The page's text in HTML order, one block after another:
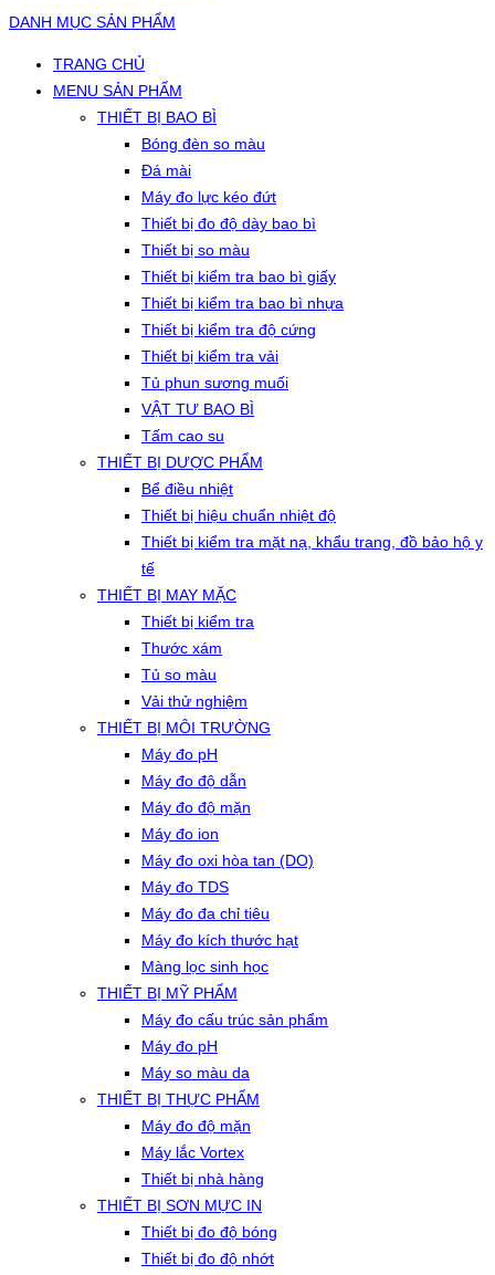
DANH MỤC SẢN PHẨM
TRANG CHỦ
MENU SẢN PHẨM
THIẾT BỊ BAO BÌ
Bóng đèn so màu
Đá mài
Máy đo lực kéo đứt
Thiết bị đo độ dày bao bì
Thiết bị so màu
Thiết bị kiểm tra bao bì giấy
Thiết bị kiểm tra bao bì nhựa
Thiết bị kiểm tra độ cứng
Thiết bị kiểm tra vải
Tủ phun sương muối
VẬT TƯ BAO BÌ
Tấm cao su
THIẾT BỊ DƯỢC PHẨM
Bể điều nhiệt
Thiết bị hiệu chuẩn nhiệt độ
Thiết bị kiểm tra mặt nạ, khẩu trang, đồ bảo hộ y
tế
THIẾT BỊ MAY MẶC
Thiết bị kiểm tra
Thước xám
Tủ so màu
Vải thử nghiệm
THIẾT BỊ MÔI TRƯỜNG
Máy đo pH
Máy đo độ dẫn
Máy đo độ mặn
Máy đo ion
Máy đo oxi hòa tan (DO)
Máy đo TDS
Máy đo đa chỉ tiêu
Máy đo kích thước hạt
Màng lọc sinh học
THIẾT BỊ MỸ PHẨM
Máy đo cấu trúc sản phẩm
Máy đo pH
Máy so màu da
THIẾT BỊ THỰC PHẨM
Máy đo độ mặn
Máy lắc Vortex
Thiết bị nhà hàng
THIẾT BỊ SƠN MỰC IN
Thiết bị đo độ bóng
Thiết bị đo độ nhớt